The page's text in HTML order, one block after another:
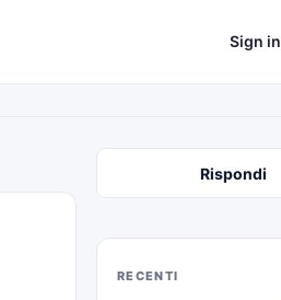
Sign in
Rispondi
RECENTI